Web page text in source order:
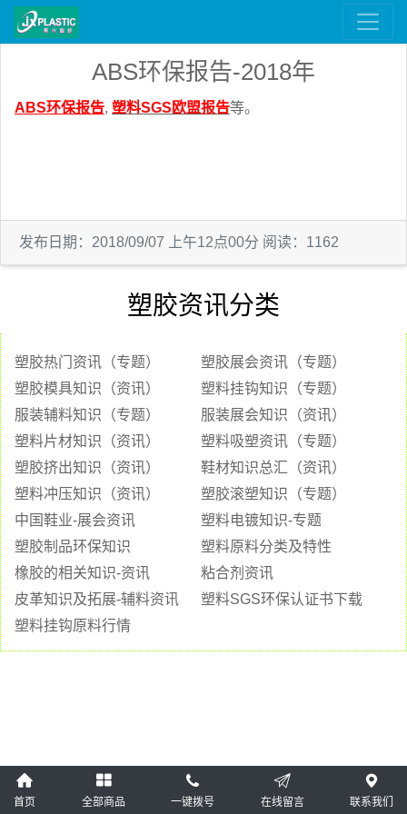
ABS环保报告-2018年
ABS环保报告, 塑料SGS欧盟报告等。
发布日期：2018/09/07 上午12点00分 阅读：1162
塑胶资讯分类
塑胶热门资讯（专题）
塑胶展会资讯（专题）
塑胶模具知识（资讯）
塑料挂钩知识（专题）
服装辅料知识（专题）
服装展会知识（资讯）
塑料片材知识（资讯）
塑料吸塑资讯（专题）
塑胶挤出知识（资讯）
鞋材知识总汇（资讯）
塑料冲压知识（资讯）
塑胶滚塑知识（专题）
中国鞋业-展会资讯
塑料电镀知识-专题
塑胶制品环保知识
塑料原料分类及特性
橡胶的相关知识-资讯
粘合剂资讯
皮革知识及拓展-辅料资讯
塑料SGS环保认证书下载
塑料挂钩原料行情
首页 全部商品 一键拨号 在线留言 联系我们